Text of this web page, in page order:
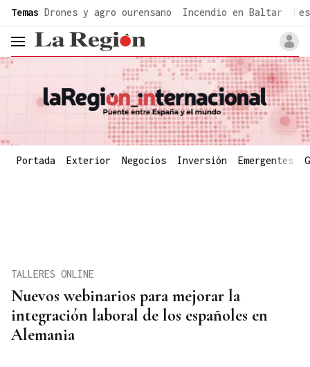
Temas Drones y agro ourensano Incendio en Baltar
header.menu.open
Portada Exterior Negocios Inversión Emergentes
Nuevos webinarios para mejorar la
integración laboral de los españoles en
Alemania
TALLERES ONLINE